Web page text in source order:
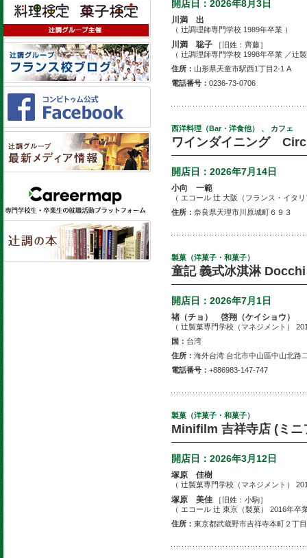
開店日： 2026年8月3日
川満 出
（ 辻調理師専門学校 1989年卒業 ）
川満 聡子
［旧姓：齊藤］
（ 辻調理師専門学校 1998年卒業 ／辻
住所： 山形県天童市駅西1丁目2-1 A
電話番号： 0236-73-0706
西洋料理（Bar・洋食他） 、 カフェ
ワインダイニング
開店日： 2026年7月14日
小向 一範
（ エコール 辻 大阪（フランス・イタ
住所： 奈良県天理市川原城町６９３
製菓（洋菓子・和菓子）
童記 義式冰淇淋
開店日： 2026年7月1日
禇（チョ） 啓翔（ケイショウ）
（ 辻製菓専門学校（マネジメント）
国： 台湾
住所： 海外台湾 台北市中山區中山北路
電話番号： +886983-147-747
製菓（洋菓子・和菓子）
Minifilm 吉祥寺店 (ミニ
開店日： 2026年3月12日
塚原 佳樹
（ 辻製菓専門学校（マネジメント）
塚原 美佳
［旧姓：小駒］
（ エコール 辻 東京（製菓） 2016年
住所： 東京都武蔵野市吉祥寺本町２丁